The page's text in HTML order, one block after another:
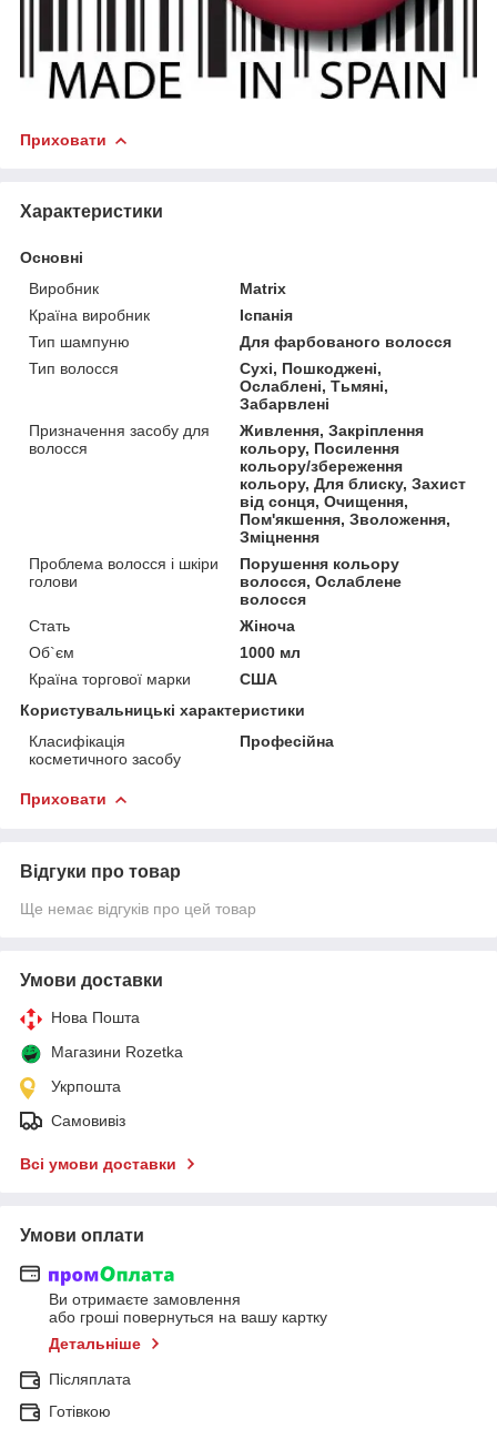
Приховати
Характеристики
Основні
Виробник
Matrix
Країна виробник
Іспанія
Тип шампуню
Для фарбованого волосся
Тип волосся
Сухі, Пошкоджені,
Ослаблені, Тьмяні,
Забарвлені
Призначення засобу для
волосся
Живлення, Закріплення
кольору, Посилення
кольору/збереження
кольору, Для блиску, Захист
від сонця, Очищення,
Пом'якшення, Зволоження,
Зміцнення
Проблема волосся і шкіри
голови
Порушення кольору
волосся, Ослаблене
волосся
Стать
Жіноча
Об`єм
1000 мл
Країна торгової марки
США
Користувальницькі характеристики
Класифікація
косметичного засобу
Професійна
Приховати
Відгуки про товар
Ще немає відгуків про цей товар
Умови доставки
Нова Пошта
Магазини Rozetka
Укрпошта
Самовивіз
Всі умови доставки
Умови оплати
Ви отримаєте замовлення
або гроші повернуться на вашу картку
Детальніше
Післяплата
Готівкою